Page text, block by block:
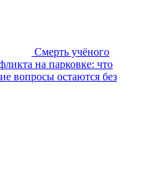
Смерть учёного
на парковке: что
вопросы остаются без